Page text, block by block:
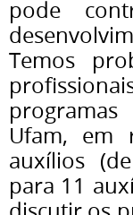
pode
Temos
Ufam, em
auxílios
para 11